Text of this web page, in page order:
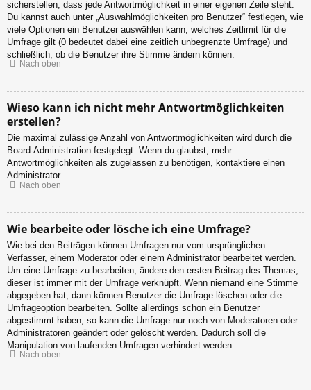
sicherstellen, dass jede Antwortmöglichkeit in einer eigenen Zeile steht.
Du kannst auch unter „Auswahlmöglichkeiten pro Benutzer“ festlegen, wie
viele Optionen ein Benutzer auswählen kann, welches Zeitlimit für die
Umfrage gilt (0 bedeutet dabei eine zeitlich unbegrenzte Umfrage) und
schließlich, ob die Benutzer ihre Stimme ändern können.
Nach oben
Wieso kann ich nicht mehr Antwortmöglichkeiten
erstellen?
Die maximal zulässige Anzahl von Antwortmöglichkeiten wird durch die
Board-Administration festgelegt. Wenn du glaubst, mehr
Antwortmöglichkeiten als zugelassen zu benötigen, kontaktiere einen
Administrator.
Nach oben
Wie bearbeite oder lösche ich eine Umfrage?
Wie bei den Beiträgen können Umfragen nur vom ursprünglichen
Verfasser, einem Moderator oder einem Administrator bearbeitet werden.
Um eine Umfrage zu bearbeiten, ändere den ersten Beitrag des Themas;
dieser ist immer mit der Umfrage verknüpft. Wenn niemand eine Stimme
abgegeben hat, dann können Benutzer die Umfrage löschen oder die
Umfrageoption bearbeiten. Sollte allerdings schon ein Benutzer
abgestimmt haben, so kann die Umfrage nur noch von Moderatoren oder
Administratoren geändert oder gelöscht werden. Dadurch soll die
Manipulation von laufenden Umfragen verhindert werden.
Nach oben